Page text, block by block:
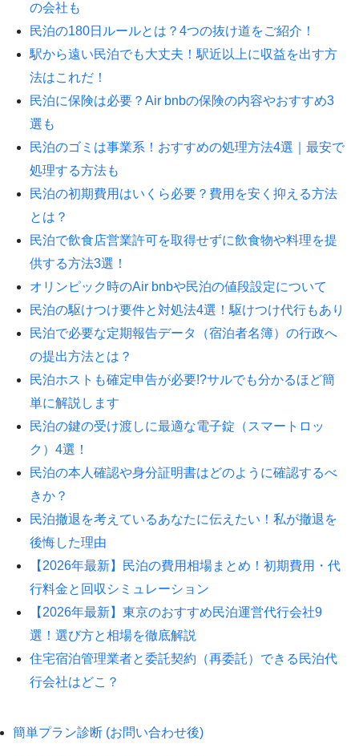
の会社も
民泊の180日ルールとは？4つの抜け道をご紹介！
駅から遠い民泊でも大丈夫！駅近以上に収益を出す方
法はこれだ！
民泊に保険は必要？Air bnbの保険の内容やおすすめ3
選も
民泊のゴミは事業系！おすすめの処理方法4選｜最安で
処理する方法も
民泊の初期費用はいくら必要？費用を安く抑える方法
とは？
民泊で飲食店営業許可を取得せずに飲食物や料理を提
供する方法3選！
オリンピック時のAir bnbや民泊の値段設定について
民泊の駆けつけ要件と対処法4選！駆けつけ代行もあり
民泊で必要な定期報告データ（宿泊者名簿）の行政へ
の提出方法とは？
民泊ホストも確定申告が必要!?サルでも分かるほど簡
単に解説します
民泊の鍵の受け渡しに最適な電子錠（スマートロッ
ク）4選！
民泊の本人確認や身分証明書はどのように確認するべ
きか？
民泊撤退を考えているあなたに伝えたい！私が撤退を
後悔した理由
【2026年最新】民泊の費用相場まとめ！初期費用・代
行料金と回収シミュレーション
【2026年最新】東京のおすすめ民泊運営代行会社9
選！選び方と相場を徹底解説
住宅宿泊管理業者と委託契約（再委託）できる民泊代
行会社はどこ？
簡単プラン診断 (お問い合わせ後)